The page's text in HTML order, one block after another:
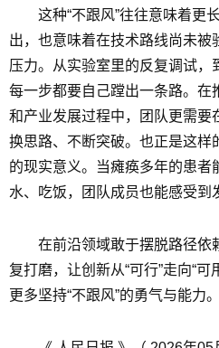
这种“不跟风”往往意味着更
出，也意味着在技术路线尚未被
压力。从实验室里的反复调试，
每一步都要自己蹚出一条路。在
和产业发展过程中，团队更需要
换思路、不断突破。也正是这样
的现实意义。当瘫痪多年的患者
水、吃饭，团队成员也能感受到
在前沿领域敢于摆脱路径依
复打磨，让创新从“可行”走向“
更多坚持“不跟风”的勇气与能力。